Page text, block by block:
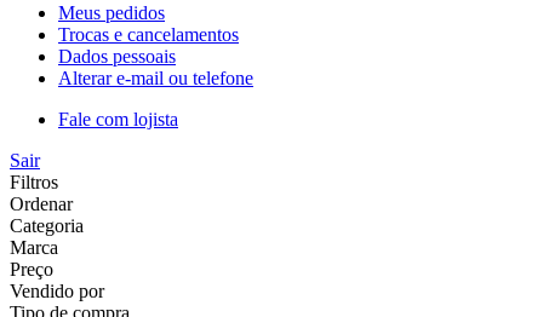
Meus pedidos
Trocas e cancelamentos
Dados pessoais
Alterar e-mail ou telefone
Fale com lojista
Sair
Filtros
Ordenar
Categoria
Marca
Preço
Vendido por
Tipo de compra